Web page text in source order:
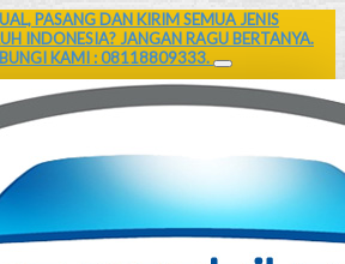
PASANG DAN KIRIM SEMUA JENIS
INDONESIA? JANGAN RAGU BERTANYA.
KAMI : 08118809333.